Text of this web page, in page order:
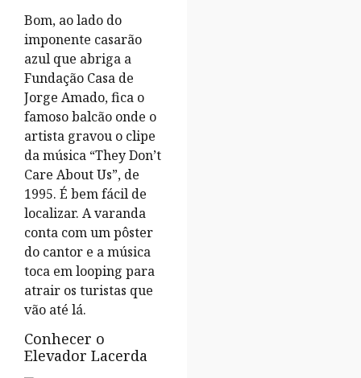
Bom, ao lado do
imponente casarão
azul que abriga a
Fundação Casa de
Jorge Amado, fica o
famoso balcão onde o
artista gravou o clipe
da música “They Don’t
Care About Us”, de
1995. É bem fácil de
localizar. A varanda
conta com um pôster
do cantor e a música
toca em looping para
atrair os turistas que
vão até lá.
Conhecer o
Elevador Lacerda